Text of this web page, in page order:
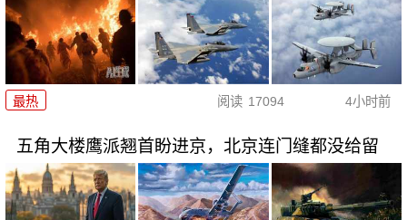
最热 阅读 17094 4小时前
五角大楼鹰派翘首盼进京，北京连门缝都没给留